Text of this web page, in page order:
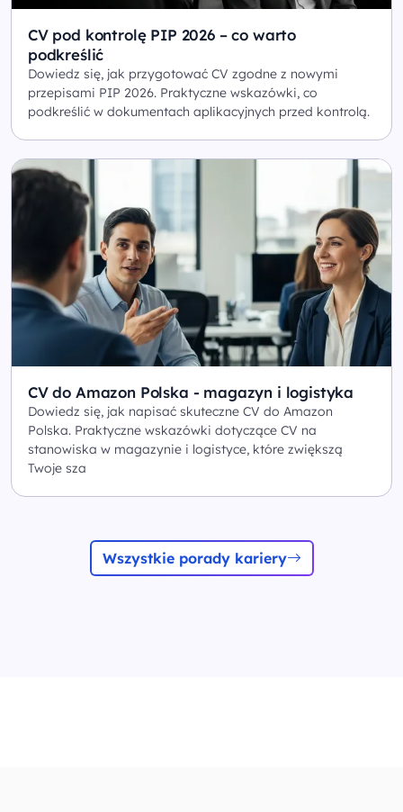
CV pod kontrolę PIP 2026 – co warto
podkreślić
Dowiedz się, jak przygotować CV zgodne z nowymi
przepisami PIP 2026. Praktyczne wskazówki, co
podkreślić w dokumentach aplikacyjnych przed kontrolą.
CV do Amazon Polska - magazyn i logistyka
Dowiedz się, jak napisać skuteczne CV do Amazon
Polska. Praktyczne wskazówki dotyczące CV na
stanowiska w magazynie i logistyce, które zwiększą
Twoje sza
Wszystkie porady kariery